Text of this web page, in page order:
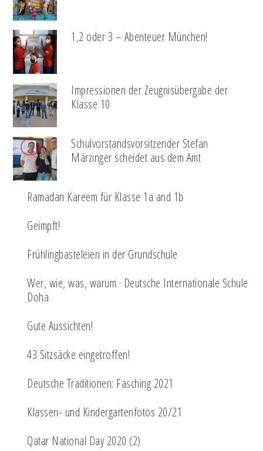
1,2 oder 3 – Abenteuer München!
Impressionen der Zeugnisübergabe der
Klasse 10
Schulvorstandsvorsitzender Stefan
Märzinger scheidet aus dem Amt
Ramadan Kareem für Klasse 1a and 1b
Geimpft!
Frühlingbasteleien in der Grundschule
Wer, wie, was, warum · Deutsche Internationale Schule
Doha
Gute Aussichten!
43 Sitzsäcke eingetroffen!
Deutsche Traditionen: Fasching 2021
Klassen- und Kindergartenfotos 20/21
Qatar National Day 2020 (2)